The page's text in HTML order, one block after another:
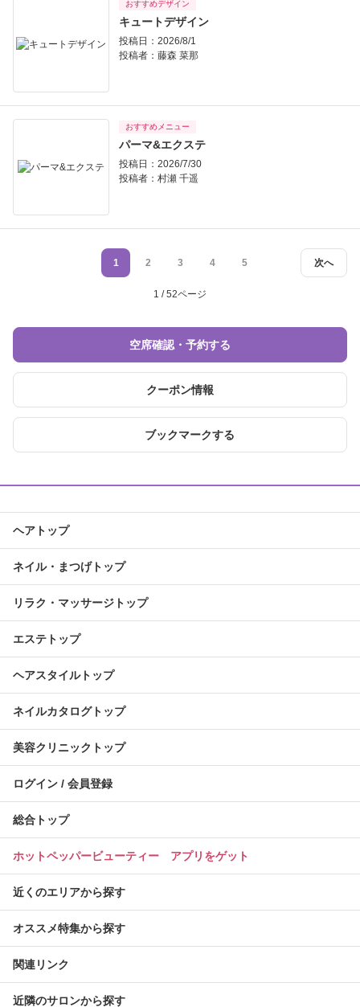
おすすめデザイン
キュートデザイン
投稿日：2026/8/1
投稿者： 藤森 菜那
おすすめメニュー
パーマ&エクステ
投稿日：2026/7/30
投稿者： 村瀬 千遥
次へ
1 2 3 4 5
1 / 52ページ
空席確認・予約する
クーポン情報
ブックマークする
ヘアトップ
ネイル・まつげトップ
リラク・マッサージトップ
エステトップ
ヘアスタイルトップ
ネイルカタログトップ
美容クリニックトップ
ログイン / 会員登録
総合トップ
ホットペッパービューティー アプリをゲット
近くのエリアから探す
オススメ特集から探す
関連リンク
近隣のサロンから探す